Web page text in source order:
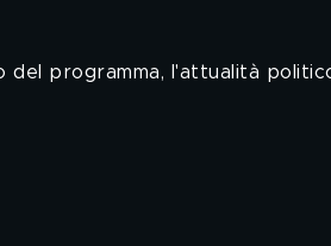
del programma, l'attualità